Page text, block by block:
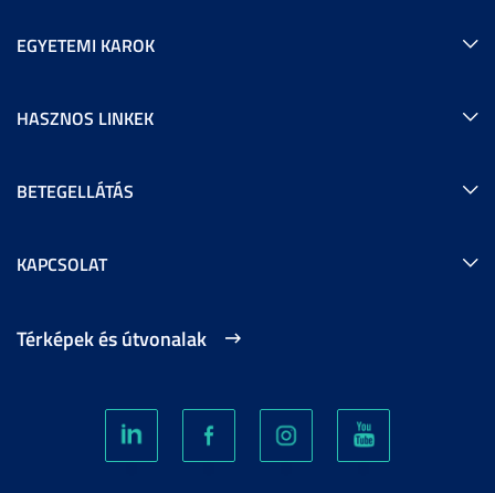
EGYETEMI KAROK
HASZNOS LINKEK
BETEGELLÁTÁS
KAPCSOLAT
Térképek és útvonalak